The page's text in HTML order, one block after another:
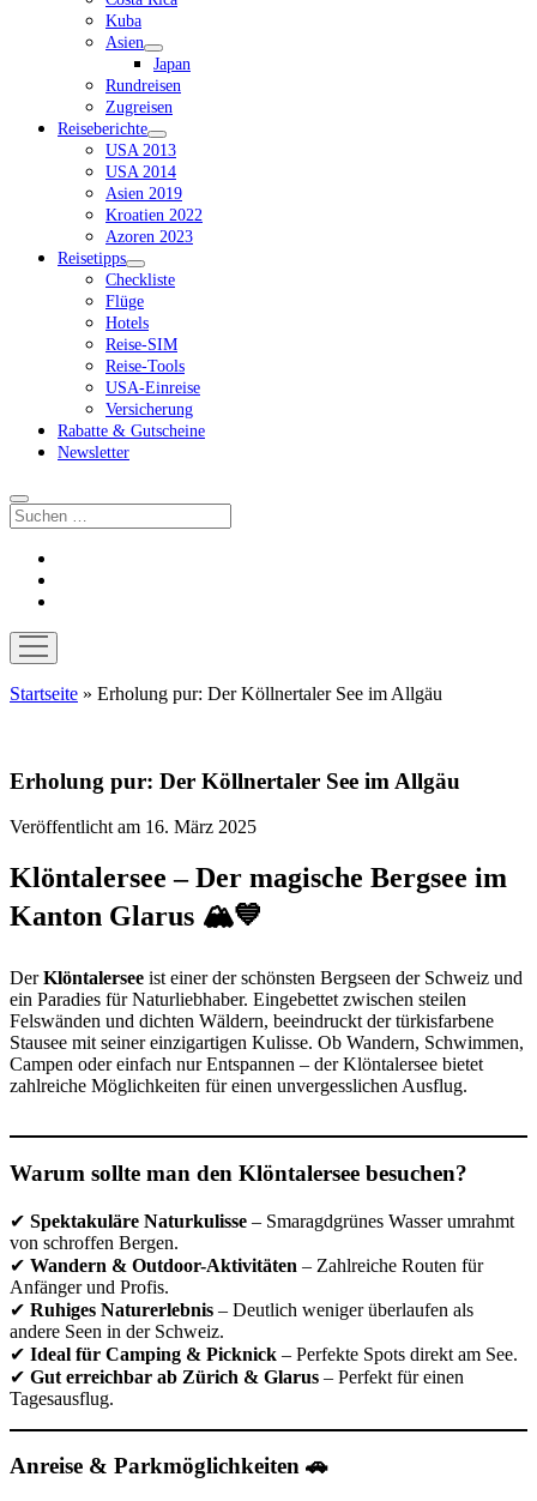
Kuba
Asien
Dropdown-
Menü
öffnen
Japan
Rundreisen
Zugreisen
Reiseberichte
Dropdown-
Menü
öffnen
USA 2013
USA 2014
Asien 2019
Kroatien 2022
Azoren 2023
Reisetipps
Dropdown-
Menü
öffnen
Checkliste
Flüge
Hotels
Reise-SIM
Reise-Tools
USA-Einreise
Versicherung
Rabatte & Gutscheine
Newsletter
Suchen
Menü
öffnen
Startseite » Erholung pur: Der Köllnertaler See im Allgäu
Erholung pur: Der Köllnertaler See im Allgäu
Veröffentlicht am 16. März 2025
Klöntalersee – Der magische Bergsee im
Kanton Glarus 🏔️💙
DerKlöntalersee ist einer der schönsten Bergseen der Schweiz und
ein Paradies für Naturliebhaber. Eingebettet zwischen steilen
Felswänden und dichten Wäldern, beeindruckt der türkisfarbene
Stausee mit seiner einzigartigen Kulisse. Ob Wandern, Schwimmen,
Campen oder einfach nur Entspannen – der Klöntalersee bietet
zahlreiche Möglichkeiten für einen unvergesslichen Ausflug.
Warum sollte man den Klöntalersee besuchen?
✔ Spektakuläre Naturkulisse – Smaragdgrünes Wasser umrahmt
von schroffen Bergen.
✔ Wandern & Outdoor-Aktivitäten – Zahlreiche Routen für
Anfänger und Profis.
✔ Ruhiges Naturerlebnis – Deutlich weniger überlaufen als
andere Seen in der Schweiz.
✔ Ideal für Camping & Picknick – Perfekte Spots direkt am See.
✔ Gut erreichbar ab Zürich & Glarus – Perfekt für einen
Tagesausflug.
Anreise & Parkmöglichkeiten 🚗